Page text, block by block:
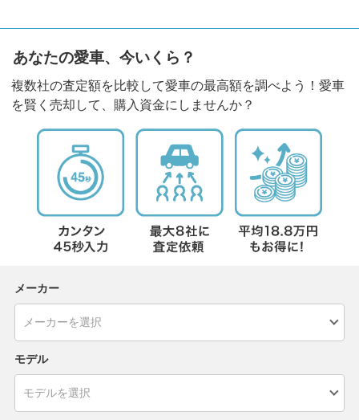
あなたの愛車、今いくら？
複数社の査定額を比較して愛車の最高額を調べよう！愛車
を賢く売却して、購入資金にしませんか？
メーカー
モデル